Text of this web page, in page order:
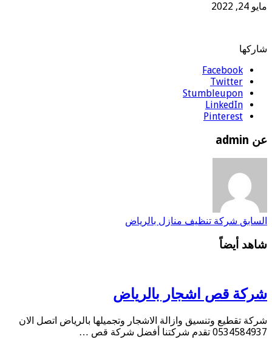
مايو 24, 2022
شاركها
Facebook
Twitter
Stumbleupon
LinkedIn
Pinterest
عن admin
السابق شركة تنظيف منازل بالرياض
شاهد أيضاً
شركة قص اشجار بالرياض
شركة تقطيع وتنسيق وازالة الاشجار وتجميلها بالرياض اتصل الان
0534584937 تقدم شركتنا أفضل شركة قص …